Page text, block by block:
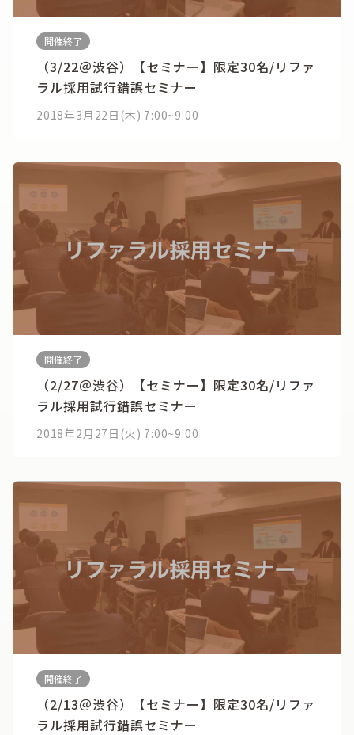
開催終了
（3/22＠渋谷）【セミナー】限定30名/リファ
ラル採用試行錯誤セミナー
2018年3月22日(木) 7:00~9:00
開催終了
（2/27＠渋谷）【セミナー】限定30名/リファ
ラル採用試行錯誤セミナー
2018年2月27日(火) 7:00~9:00
開催終了
（2/13＠渋谷）【セミナー】限定30名/リファ
ラル採用試行錯誤セミナー